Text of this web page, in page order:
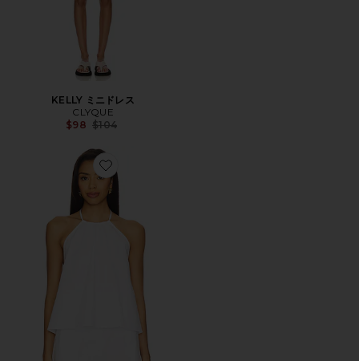
KELLY ミニドレス
CLYQUE
$98 Previous price:
$104
Favorite TAUNI ホルタートップ